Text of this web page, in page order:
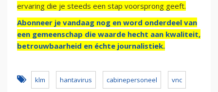
ervaring die je steeds een stap voorsprong geeft.
Abonneer je vandaag nog en word onderdeel van
een gemeenschap die waarde hecht aan kwaliteit,
betrouwbaarheid en échte journalistiek.
klm hantavirus cabinepersoneel vnc